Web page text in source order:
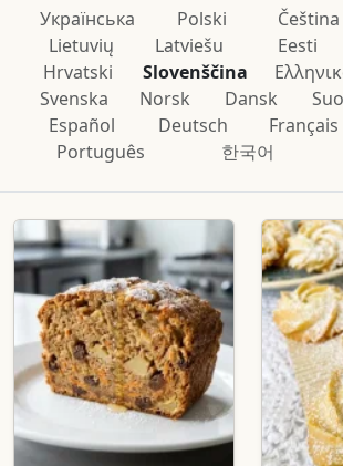
Українська Polski Čeština
Lietuvių
Latviešu Eesti
Hrvatski
Slovenščina
Svenska
Norsk Dansk
Español
Deutsch Français
Português
한국어